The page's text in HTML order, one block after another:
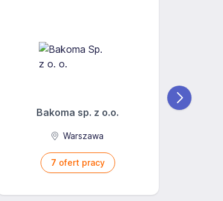
Bakoma sp. z o.o.
Warszawa
7 ofert pracy